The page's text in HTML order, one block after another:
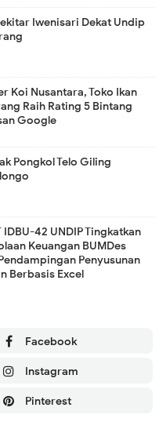
Iwenisari Dekat Undip
Koi Nusantara, Toko Ikan
Raih Rating 5 Bintang
Google
Pongkol Telo Giling
IDBU-42 UNDIP Tingkatkan
Keuangan BUMDes
Penyusunan
Berbasis Excel
Facebook
Instagram
Pinterest